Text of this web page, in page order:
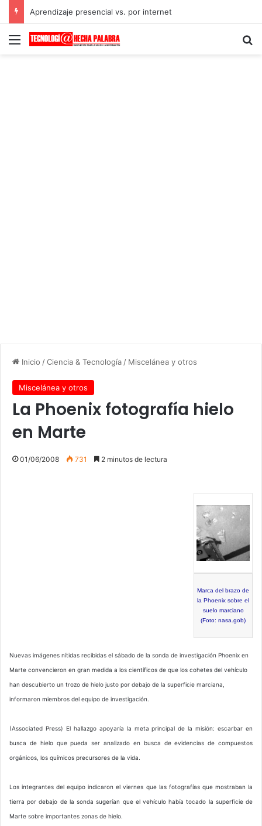
Aprendizaje presencial vs. por internet
Menú
Inicio /Ciencia & Tecnología / Miscelánea y otros
Miscelánea y otros
La Phoenix fotografía hielo
en Marte
01/06/2008 731 2 minutos de lectura
Marca del brazo de
la Phoenix sobre el
suelo marciano
(Foto: nasa.gob)
Nuevas imágenes nítidas recibidas el sábado de la sonda de investigación Phoenix en
Marte convencieron en gran medida a los científicos de que los cohetes del vehículo
han descubierto un trozo de hielo justo por debajo de la superficie marciana,
informaron miembros del equipo de investigación.
(Associated Press) El hallazgo apoyaría la meta principal de la misión: escarbar en
busca de hielo que pueda ser analizado en busca de evidencias de compuestos
orgánicos, los químicos precursores de la vida.
Los integrantes del equipo indicaron el viernes que las fotografías que mostraban la
tierra por debajo de la sonda sugerían que el vehículo había tocado la superficie de
Marte sobre importantes zonas de hielo.